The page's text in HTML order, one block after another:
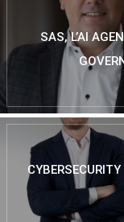
SAS, L’AI